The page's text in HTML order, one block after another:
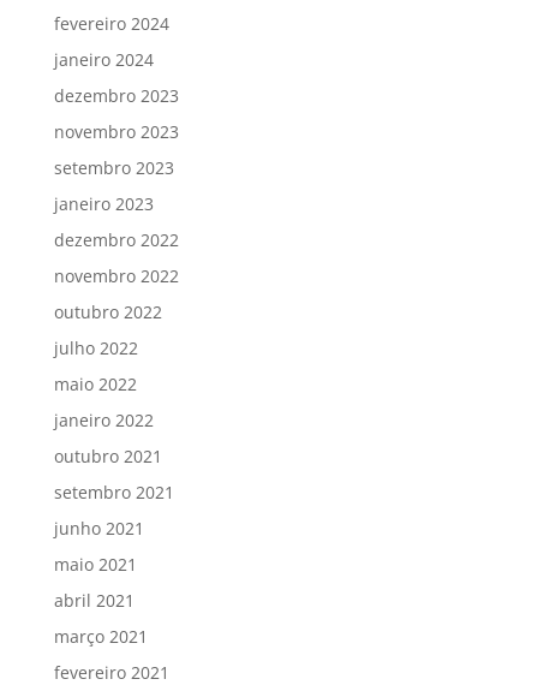
fevereiro 2024
janeiro 2024
dezembro 2023
novembro 2023
setembro 2023
janeiro 2023
dezembro 2022
novembro 2022
outubro 2022
julho 2022
maio 2022
janeiro 2022
outubro 2021
setembro 2021
junho 2021
maio 2021
abril 2021
março 2021
fevereiro 2021